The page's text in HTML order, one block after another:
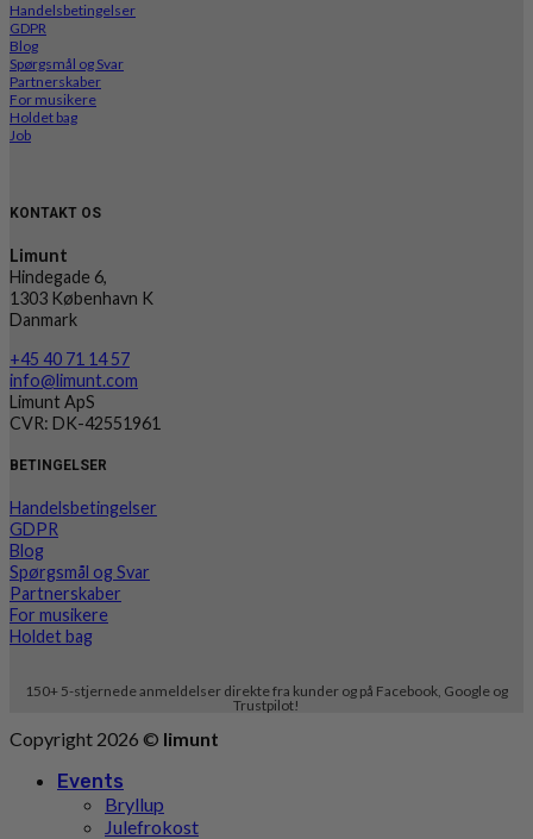
Handelsbetingelser
GDPR
Blog
Spørgsmål og Svar
Partnerskaber
For musikere
Holdet bag
Job
KONTAKT OS
Limunt
Hindegade 6,
1303 København K
Danmark
+45 40 71 14 57
info@limunt.com
Limunt ApS
CVR: DK-42551961
BETINGELSER
Handelsbetingelser
GDPR
Blog
Spørgsmål og Svar
Partnerskaber
For musikere
Holdet bag
150+ 5-stjernede anmeldelser direkte fra kunder og på Facebook, Google og
Trustpilot!
Copyright 2026 © limunt
Events
Bryllup
Julefrokost